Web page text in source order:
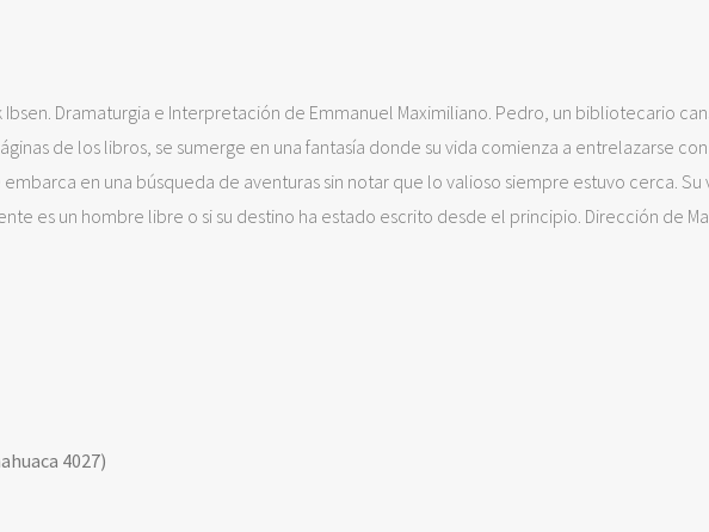
Dramaturgia e Interpretación de Emmanuel Maximiliano. Pedro, un bibliotecario
de los libros, se sumerge en una fantasía donde su vida comienza a entrelazarse
en una búsqueda de aventuras sin notar que lo valioso siempre estuvo cerca. Su
es un hombre libre o si su destino ha estado escrito desde el principio. Dirección de
4027)